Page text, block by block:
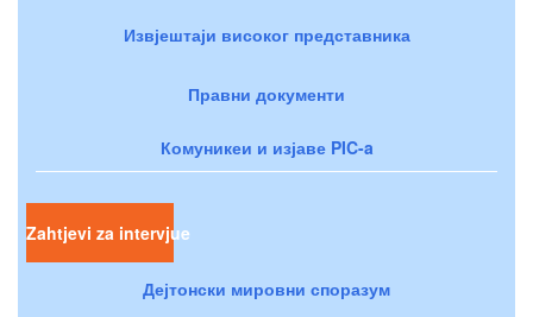
Извјештаји високог представника
Правни документи
Комуникеи и изјаве PIC-a
Zahtjevi za intervjue
Дејтонски мировни споразум